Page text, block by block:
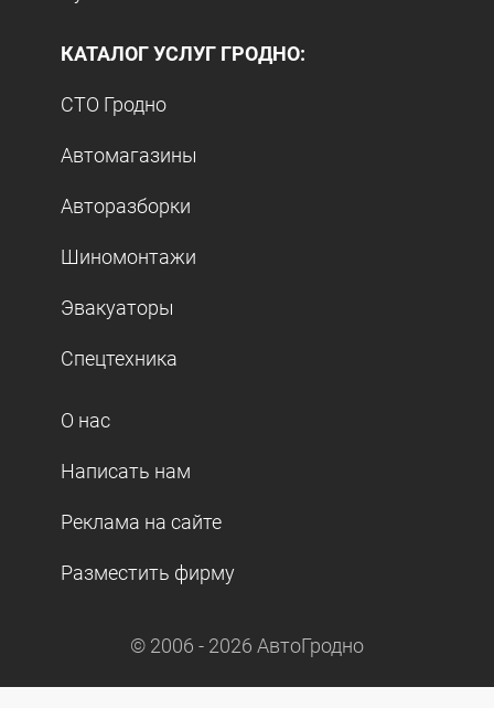
КАТАЛОГ УСЛУГ ГРОДНО:
СТО Гродно
Автомагазины
Авторазборки
Шиномонтажи
Эвакуаторы
Спецтехника
О нас
Написать нам
Реклама на сайте
Разместить фирму
© 2006 - 2026 АвтоГродно